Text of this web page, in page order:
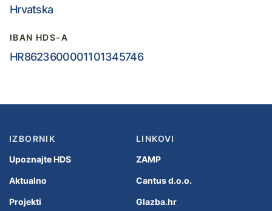
Hrvatska
IBAN HDS-A
HR8623600001101345746
IZBORNIK
Upoznajte HDS
Aktualno
Projekti
LINKOVI
ZAMP
Cantus d.o.o.
Glazba.hr